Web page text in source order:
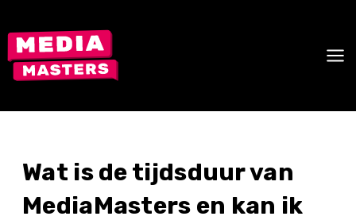
to
content
Wat is de tijdsduur van
MediaMasters en kan ik